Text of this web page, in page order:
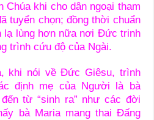
Chúa khi cho dân ngoại tham
tuyển chọn; đồng thời chuẩn
lạ lùng hơn nữa nơi Đức trinh
trình cứu độ của Ngài.
khi nói về Đức Giêsu, trình
định mẹ của Người là bà
từ “sinh ra” như các đời
bà Maria mang thai Đấng